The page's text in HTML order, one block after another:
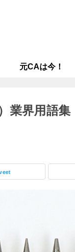
元CAは今！
業界用語集